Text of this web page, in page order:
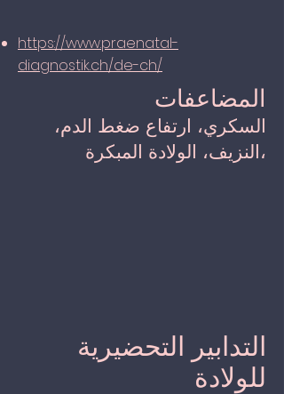
https://www.praenatal-
diagnostik.ch/de-ch/
المضاعفات
السكري، ارتفاع ضغط الدم،
النزيف، الولادة المبكرة،
التدابير التحضيرية
للولادة